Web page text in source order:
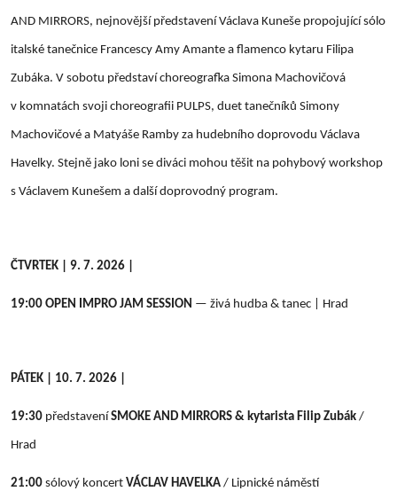
AND MIRRORS, nejnovější představení Václava Kuneše propojující sólo
italské tanečnice Francescy Amy Amante a flamenco kytaru Filipa
Zubáka. V sobotu představí choreografka Simona Machovičová
v komnatách svoji choreografii PULPS, duet tanečníků Simony
Machovičové a Matyáše Ramby za hudebního doprovodu Václava
Havelky. Stejně jako loni se diváci mohou těšit na pohybový workshop
s Václavem Kunešem a další doprovodný program.
ČTVRTEK | 9. 7. 2026 |
19:00 OPEN IMPRO JAM SESSION — živá hudba & tanec | Hrad
PÁTEK | 10. 7. 2026 |
19:30 představení SMOKE AND MIRRORS & kytarista Filip Zubák /
Hrad
21:00 sólový koncert VÁCLAV HAVELKA / Lipnické náměstí